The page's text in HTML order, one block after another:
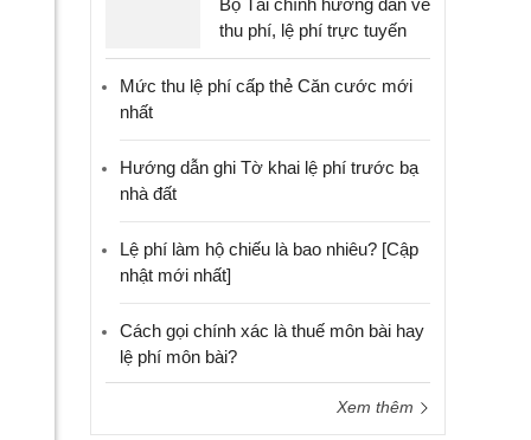
Bộ Tài chính hướng dẫn về
thu phí, lệ phí trực tuyến
Mức thu lệ phí cấp thẻ Căn cước mới
nhất
Hướng dẫn ghi Tờ khai lệ phí trước bạ
nhà đất
Lệ phí làm hộ chiếu là bao nhiêu? [Cập
nhật mới nhất]
Cách gọi chính xác là thuế môn bài hay
lệ phí môn bài?
Xem thêm